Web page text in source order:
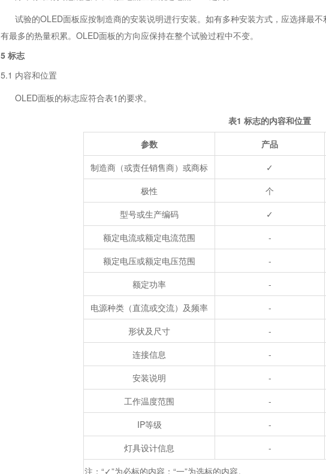
试验的OLED面板应按制造商的安装说明进行安装。如有多种安装方式，应选择最
有最多的热量积累。OLED面板的方向应保持在整个试验过程中不变。
5 标志
5.1 内容和位置
OLED面板的标志应符合表1的要求。
表1 标志的内容和位置
参数
产品
制造商（或责任销售商）或商标
✓
极性
个
型号或生产编码
✓
额定电流或额定电流范围
-
额定电压或额定电压范围
-
额定功率
-
电源种类（直流或交流）及频率
-
形状及尺寸
-
连接信息
-
安装说明
-
工作温度范围
-
IP等级
-
灯具设计信息
-
注：“✓”为必标的内容：“一”为选标的内容。